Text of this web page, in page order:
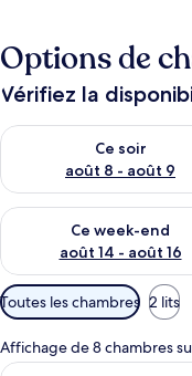
Options de
Vérifiez la
Ce soir
août 8 - août 9
Vérifier la disponibilité
Ce week-end
août 14 - août 16
Vérifier la disponibilité
Filtres
disponibles
pour
les
Toutes les chambres 2 lits
Affichage de 8 chambres